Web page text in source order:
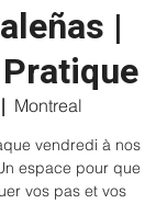
|
Montreal
vendredi à nos
espace pour que
vos pas et vos